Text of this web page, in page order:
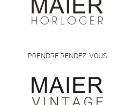
PRENDRE RENDEZ-VOUS